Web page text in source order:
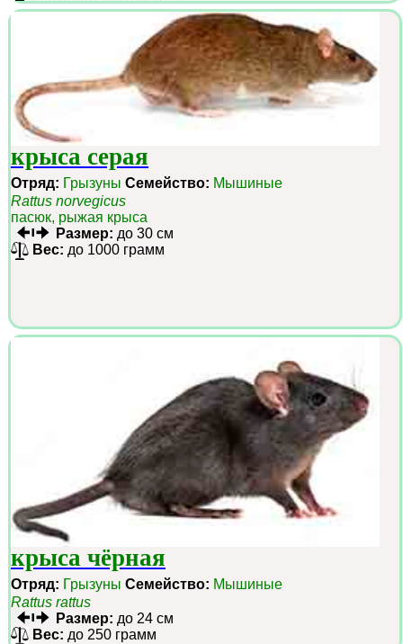
крыса серая
Отряд: Грызуны Семейство: Мышиные
Rattus norvegicus
пасюк, рыжая крыса
Размер: до 30 см
Вес: до 1000 грамм
крыса чёрная
Отряд: Грызуны Семейство: Мышиные
Rattus rattus
Размер: до 24 см
Вес: до 250 грамм